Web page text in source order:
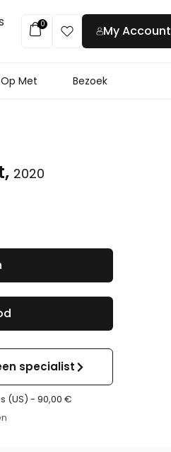
0 My Account
Met Bezoek
2020
specialist
(US) -90,00€